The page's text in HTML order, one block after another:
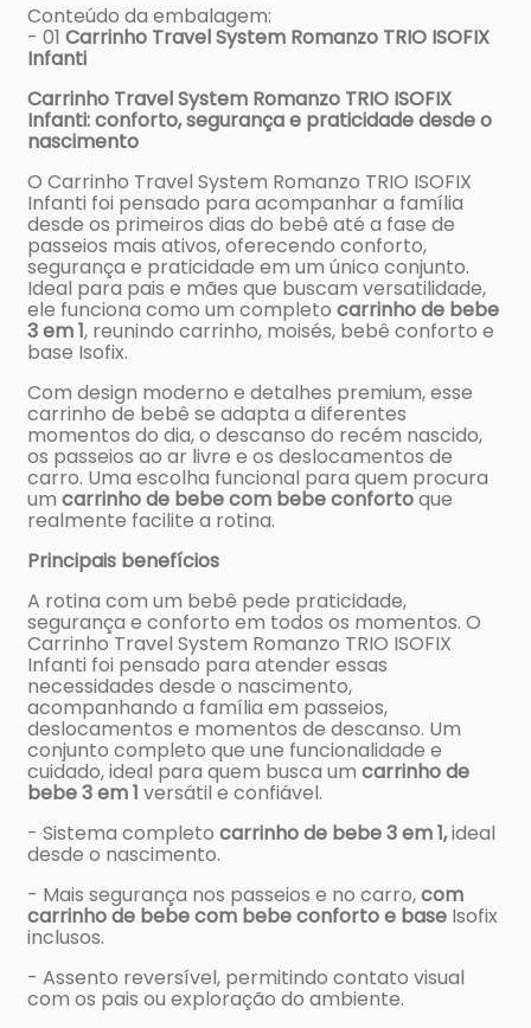
Conteúdo da embalagem:
- 01 Carrinho Travel System Romanzo TRIO ISOFIX
Infanti
Carrinho Travel System Romanzo TRIO ISOFIX
Infanti: conforto, segurança e praticidade desde o
nascimento
O Carrinho Travel System Romanzo TRIO ISOFIX
Infanti foi pensado para acompanhar a família
desde os primeiros dias do bebê até a fase de
passeios mais ativos, oferecendo conforto,
segurança e praticidade em um único conjunto.
Ideal para pais e mães que buscam versatilidade,
ele funciona como um completo carrinho de bebe
3 em 1, reunindo carrinho, moisés, bebê conforto e
base Isofix.
Com design moderno e detalhes premium, esse
carrinho de bebê se adapta a diferentes
momentos do dia, o descanso do recém nascido,
os passeios ao ar livre e os deslocamentos de
carro. Uma escolha funcional para quem procura
um carrinho de bebe com bebe confortoque
realmente facilite a rotina.
Principais benefícios
A rotina com um bebê pede praticidade,
segurança e conforto em todos os momentos. O
Carrinho Travel System Romanzo TRIO ISOFIX
Infanti foi pensado para atender essas
necessidades desde o nascimento,
acompanhando a família em passeios,
deslocamentos e momentos de descanso. Um
conjunto completo que une funcionalidade e
cuidado, ideal para quem busca um carrinho de
bebe 3 em 1 versátil e confiável.
- Sistema completo carrinho de bebe 3 em 1,ideal
desde o nascimento.
- Mais segurança nos passeios e no carro,com
carrinho de bebe com bebe conforto e base Isofix
inclusos.
- Assento reversível, permitindo contato visual
com os pais ou exploração do ambiente.